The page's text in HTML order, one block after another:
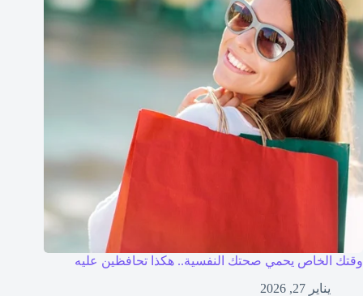
وقتك الخاص يحمي صحتك النفسية.. هكذا تحافظين عليه
يناير 27, 2026